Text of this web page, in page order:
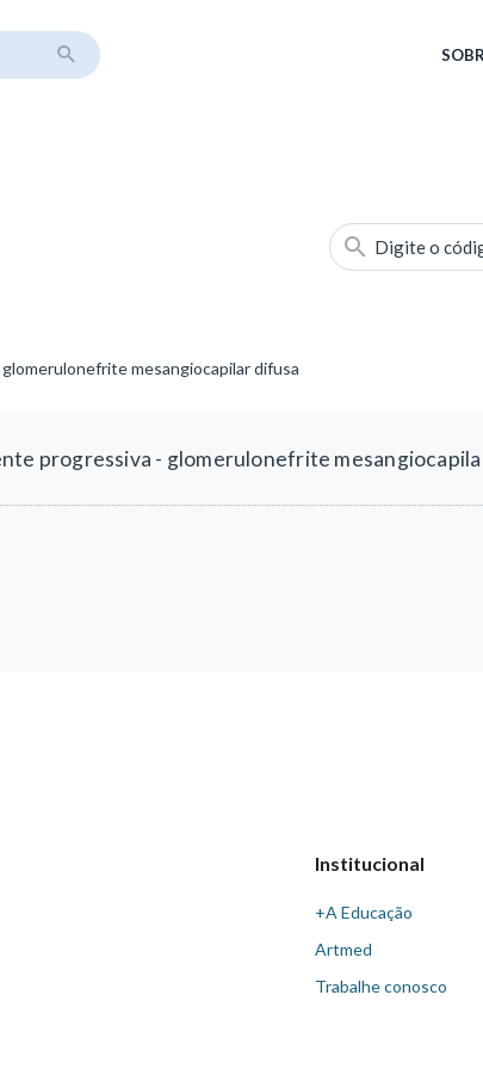
Digite o
mesangiocapilar difusa
progressiva - glomerulonefrite
Institucional
+A Educação
Artmed
Trabalhe conosco